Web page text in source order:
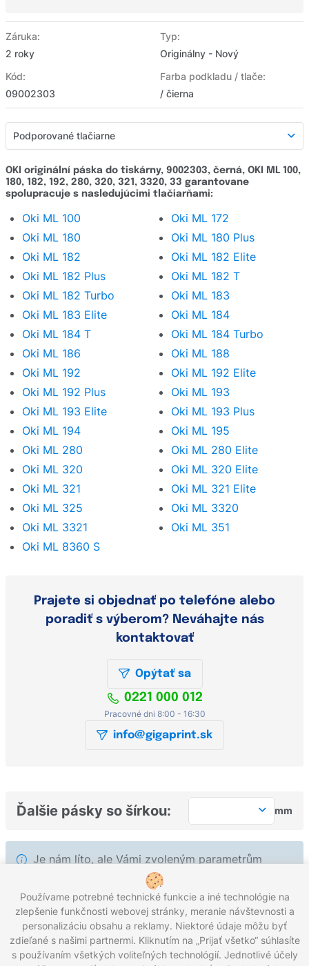
Záruka:
2 roky
Typ:
Originálny - Nový
Kód:
09002303
Farba podkladu / tlače:
/ čierna
Podporované tlačiarne
Detailný popis
Hodnotenie e-shopu
Opýtať sa
OKI originální páska do tiskárny, 9002303, černá, OKI ML 100,
180, 182, 192, 280, 320, 321, 3320, 33 garantovane
spolupracuje s nasledujúcimi tlačiarňami:
Oki ML 100
Oki ML 172
Oki ML 180
Oki ML 180 Plus
Oki ML 182
Oki ML 182 Elite
Oki ML 182 Plus
Oki ML 182 T
Oki ML 182 Turbo
Oki ML 183
Oki ML 183 Elite
Oki ML 184
Oki ML 184 T
Oki ML 184 Turbo
Oki ML 186
Oki ML 188
Oki ML 192
Oki ML 192 Elite
Oki ML 192 Plus
Oki ML 193
Oki ML 193 Elite
Oki ML 193 Plus
Oki ML 194
Oki ML 195
Oki ML 280
Oki ML 280 Elite
Oki ML 320
Oki ML 320 Elite
Oki ML 321
Oki ML 321 Elite
Oki ML 325
Oki ML 3320
Oki ML 3321
Oki ML 351
Oki ML 8360 S
Prajete si objednať po telefóne alebo
poradiť s výberom? Neváhajte nás
kontaktovať
Opýtať sa
0221 000 012
Pracovné dni 8:00 - 16:30
info@gigaprint.sk
Ďalšie pásky so šírkou: mm
Je nám líto, ale Vámi zvoleným parametrům
neodpovídá žádný záznam. Zkuste změnit
parametry hledání výše nebo nás neváhejte
kontaktovat.
Celkom 0 produktov
Používame potrebné technické funkcie a iné technológie na
zlepšenie funkčnosti webovej stránky, meranie návštevnosti a
personalizáciu obsahu a reklamy. Niektoré údaje môžu byť
zdieľané s našimi partnermi. Kliknutím na „Prijať všetko“ súhlasíte
s používaním všetkých voliteľných technológií. Jednotlivé účely